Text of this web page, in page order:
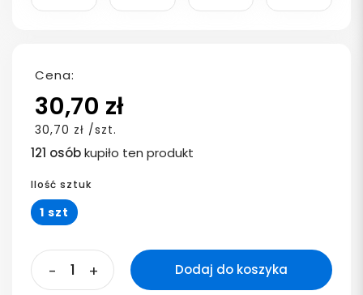
Cena:
30,70 zł
30,70 zł /szt.
121 osóbkupiło ten produkt
Ilość sztuk
1 szt
- + Dodaj do koszyka